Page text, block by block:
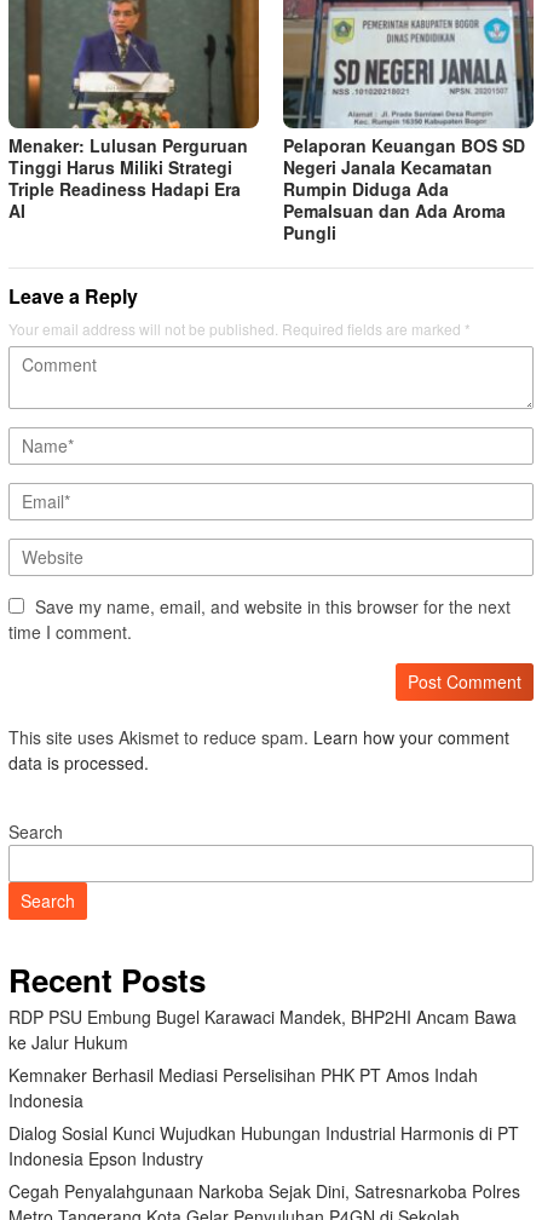
Menaker: Lulusan Perguruan
Tinggi Harus Miliki Strategi
Triple Readiness Hadapi Era
AI
Pelaporan Keuangan BOS SD
Negeri Janala Kecamatan
Rumpin Diduga Ada
Pemalsuan dan Ada Aroma
Pungli
Leave a Reply
Your email address will not be published. Required fields are marked *
Save my name, email, and website in this browser for the next
time I comment.
This site uses Akismet to reduce spam. Learn how your comment
data is processed.
Search
Search
Recent Posts
RDP PSU Embung Bugel Karawaci Mandek, BHP2HI Ancam Bawa
ke Jalur Hukum
Kemnaker Berhasil Mediasi Perselisihan PHK PT Amos Indah
Indonesia
Dialog Sosial Kunci Wujudkan Hubungan Industrial Harmonis di PT
Indonesia Epson Industry
Cegah Penyalahgunaan Narkoba Sejak Dini, Satresnarkoba Polres